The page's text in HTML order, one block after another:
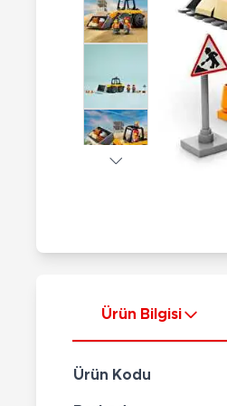
Hayvan Figürler
Çeşitli Figürler
Elektronik Ürünler
Çeşitli Elektronik Ürünler
Ürün Bilgisi
Ürün Kodu